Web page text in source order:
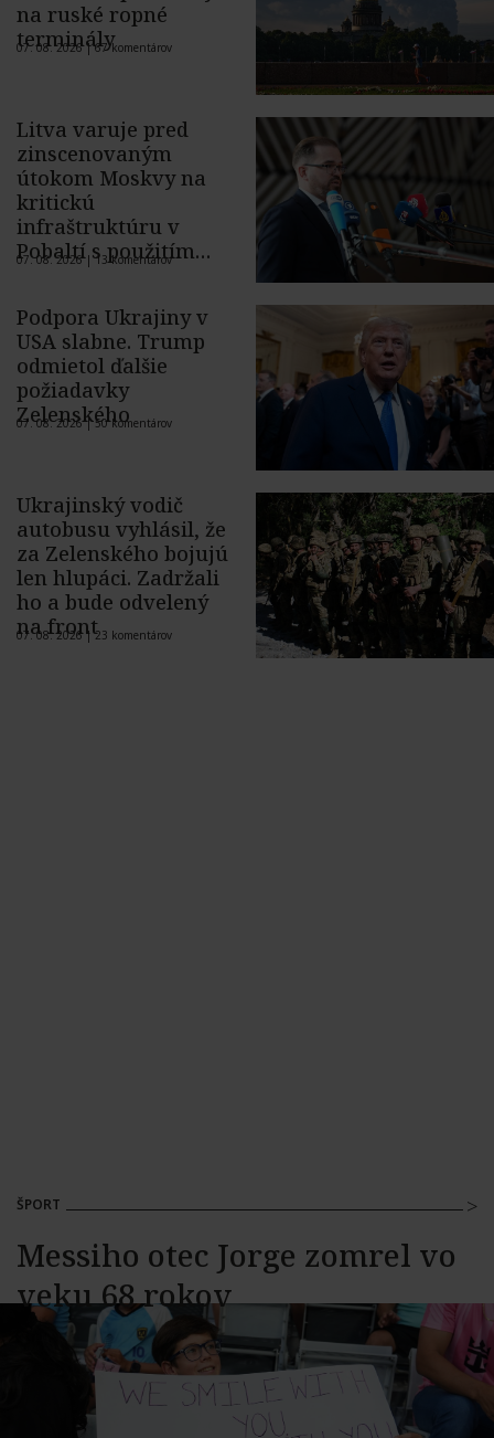
na ruské ropné
terminály
07. 08. 2026 |67 komentárov
Litva varuje pred
zinscenovaným
útokom Moskvy na
kritickú
infraštruktúru v
Pobaltí s použitím
ukrajinského dronu
07. 08. 2026 |13 komentárov
Podpora Ukrajiny v
USA slabne. Trump
odmietol ďalšie
požiadavky
Zelenského
07. 08. 2026 |50 komentárov
Ukrajinský vodič
autobusu vyhlásil, že
za Zelenského bojujú
len hlupáci. Zadržali
ho a bude odvelený
na front
07. 08. 2026 |23 komentárov
ŠPORT